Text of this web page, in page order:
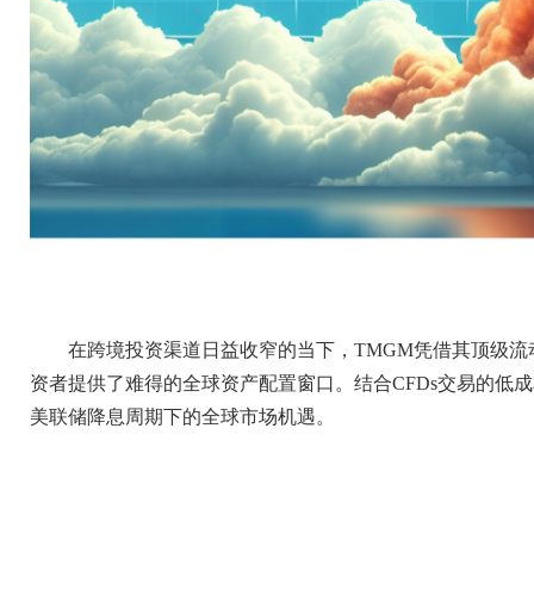
在跨境投资渠道日益收窄的当下，TMGM凭借其顶级
资者提供了难得的全球资产配置窗口。结合CFDs交易的低
美联储降息周期下的全球市场机遇。